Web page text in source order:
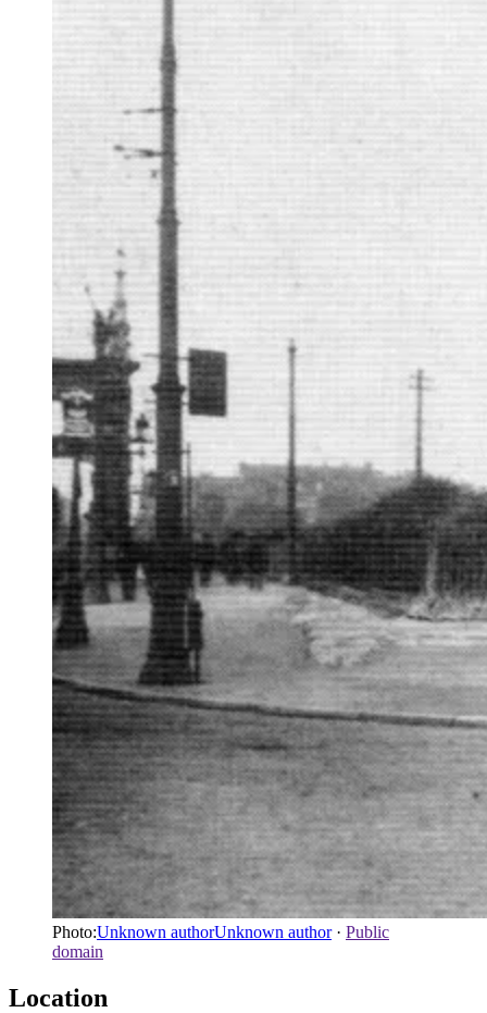
Photo:Unknown authorUnknown author· Public
domain
Location